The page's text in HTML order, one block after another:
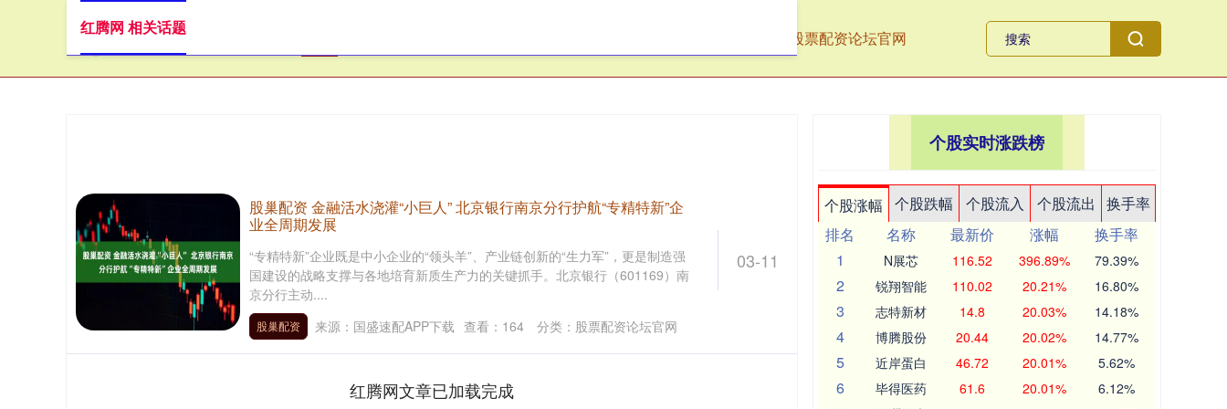
股票配资论坛官网
红腾网 相关话题
03-11
股巢配资 金融活水浇灌“小巨人” 北京银行南京分行护航“专精特新”企
业全周期发展
“专精特新”企业既是中小企业的“领头羊”、产业链创新的“生力军”，更是制造强
国建设的战略支撑与各地培育新质生产力的关键抓手。北京银行（601169）南
京分行主动....
股巢配资 来源：国盛速配APP下载 查看： 164 分类： 股票配资论坛官网
红腾网文章已加载完成
个股实时涨跌榜
个股涨幅 个股跌幅 个股流入 个股流出
换手率
排名
名称 最新价 涨幅
换手率
1
N展芯 116.52 396.89% 79.39%
2 锐翔智能 110.02 20.21% 16.80%
3 志特新材 14.8 20.03% 14.18%
4 博腾股份 20.44 20.02% 14.77%
5 近岸蛋白 46.72 20.01% 5.62%
6 毕得医药 61.6 20.01% 6.12%